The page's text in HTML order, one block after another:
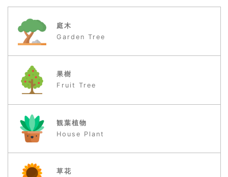
庭木
Garden Tree
果樹
Fruit Tree
観葉植物
House Plant
草花